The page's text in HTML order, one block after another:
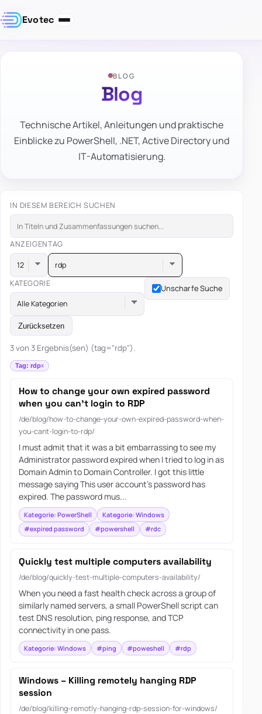
Evotec
BLOG
Blog
Technische Artikel, Anleitungen und praktische
Einblicke zu PowerShell, .NET, Active Directory und
IT-Automatisierung.
IN DIESEM BEREICH SUCHEN
ANZEIGENTAG
rdp
KATEGORIE
Alle Kategorien
Unscharfe Suche
Zurücksetzen
3 von 3 Ergebnis(sen) (tag="rdp").
Tag: rdp
How to change your own expired password
when you can’t login to RDP
/de/blog/how-to-change-your-own-expired-password-when-
you-cant-login-to-rdp/
I must admit that it was a bit embarrassing to see my
Administrator password expired when I tried to log in as
Domain Admin to Domain Controller. I got this little
message saying This user account’s password has
expired. The password mus...
Kategorie: PowerShell
Kategorie: Windows
#expired password
#powershell #rdc
Quickly test multiple computers availability
/de/blog/quickly-test-multiple-computers-availability/
When you need a fast health check across a group of
similarly named servers, a small PowerShell script can
test DNS resolution, ping response, and TCP
connectivity in one pass.
Kategorie: Windows #ping #poweshell #rdp
Windows – Killing remotely hanging RDP
session
/de/blog/killing-remotly-hanging-rdp-session-for-windows/